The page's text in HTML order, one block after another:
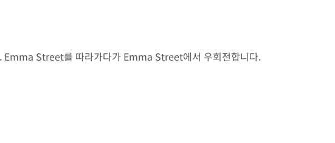
Street를 따라가다가 Emma Street에서 우회전합니다.